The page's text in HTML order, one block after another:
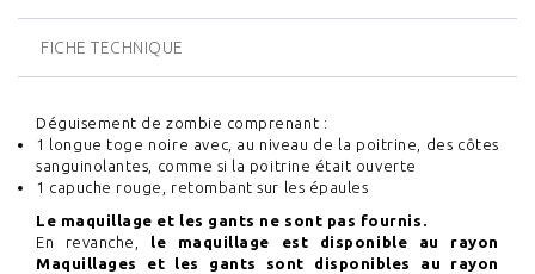
FICHE TECHNIQUE
Déguisement de zombie comprenant :
1 longue toge noire avec, au niveau de la poitrine, des côtes
sanguinolantes, comme si la poitrine était ouverte
1 capuche rouge, retombant sur les épaules
Le maquillage et les gants ne sont pas fournis.
En revanche, le maquillage est disponible au rayon
Maquillages et les gants sont disponibles au rayon